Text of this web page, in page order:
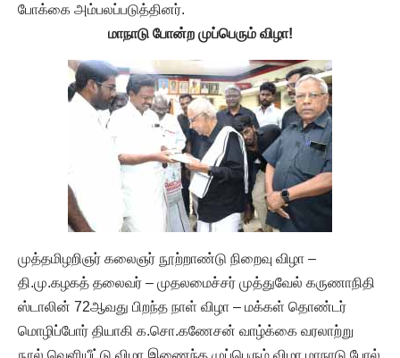
போக்கை அம்பலப்படுத்தினர்.
மாநாடு போன்ற முப்பெரும் விழா!
முத்தமிழறிஞர் கலைஞர் நூற்றாண்டு நிறைவு விழா –
தி.மு.கழகத் தலைவர் – முதலமைச்சர் முத்துவேல் கருணாநிதி
ஸ்டாலின் 72ஆவது பிறந்த நாள் விழா – மக்கள் தொண்டர்
மொழிப்போர் தியாகி க.சொ.கணேசன் வாழ்க்கை வரலாற்று